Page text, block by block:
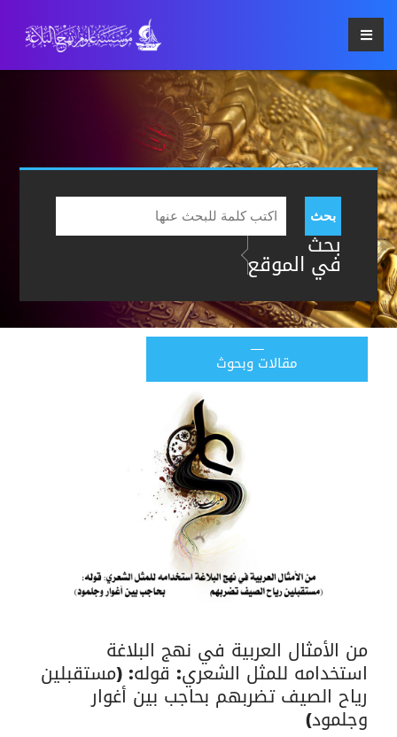
بحث
بحث
في الموقع
مقالات وبحوث
من الأمثال العربية في نهج البلاغة
استخدامه للمثل الشعري: قوله: (مستقبلين
رياح الصيف تضربهم بحاجب بين أغوار
وجلمود)